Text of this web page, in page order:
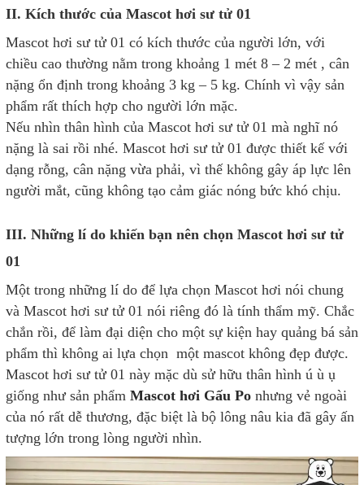
II. Kích thước của Mascot hơi sư tử 01
Mascot hơi sư tử 01 có kích thước của người lớn, với
chiều cao thường nằm trong khoảng 1 mét 8 – 2 mét , cân
nặng ổn định trong khoảng 3 kg – 5 kg. Chính vì vậy sản
phẩm rất thích hợp cho người lớn mặc.
Nếu nhìn thân hình của Mascot hơi sư tử 01 mà nghĩ nó
nặng là sai rồi nhé. Mascot hơi sư tử 01 được thiết kế với
dạng rỗng, cân nặng vừa phải, vì thế không gây áp lực lên
người mắt, cũng không tạo cảm giác nóng bức khó chịu.
III. Những lí do khiến bạn nên chọn Mascot hơi sư tử
01
Một trong những lí do để lựa chọn Mascot hơi nói chung
và Mascot hơi sư tử 01 nói riêng đó là tính thẩm mỹ. Chắc
chắn rồi, để làm đại diện cho một sự kiện hay quảng bá sản
phẩm thì không ai lựa chọn một mascot không đẹp được.
Mascot hơi sư tử 01 này mặc dù sử hữu thân hình ú ù ụ
giống như sản phẩm Mascot hơi Gấu Po nhưng vẻ ngoài
của nó rất dễ thương, đặc biệt là bộ lông nâu kia đã gây ấn
tượng lớn trong lòng người nhìn.